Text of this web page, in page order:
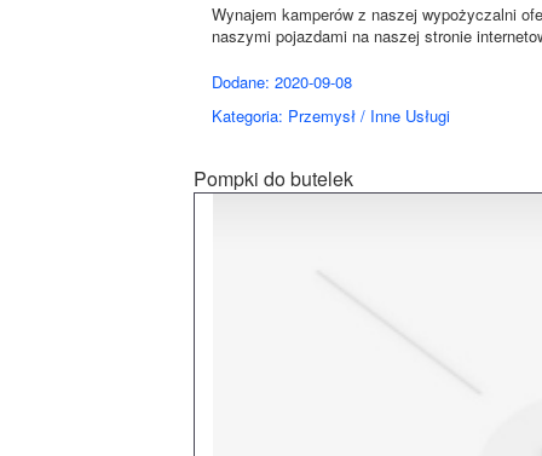
Wynajem kamperów z naszej wypożyczalni
naszymi pojazdami na naszej stronie
Dodane: 2020-09-08
Kategoria: Przemysł / Inne Usługi
Pompki do butelek